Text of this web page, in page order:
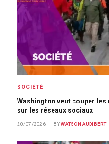
SOCIÉTÉ
Washington veut couper les
sur les réseaux sociaux
20/07/2026 BY WATSON AUDIBERT